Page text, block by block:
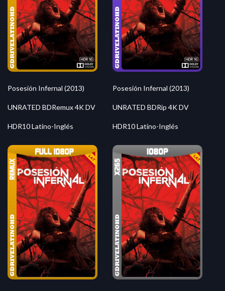
Posesión Infernal (2013)
UNRATED BDRemux 4K DV
HDR10 Latino-Inglés
Posesión Infernal (2013)
UNRATED BDRip 4K DV
HDR10 Latino-Inglés